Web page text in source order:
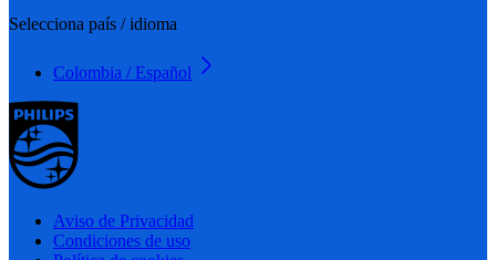
Selecciona país / idioma
Colombia / Español
Aviso de Privacidad
Condiciones de uso